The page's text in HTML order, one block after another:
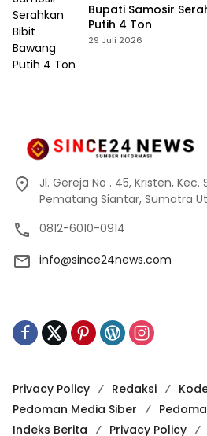
Bupati Samosir
Putih 4 Ton
29 Juli 2026
Jl. Gereja No . 45, Kristen, Kec.
Pematang Siantar, Sumatra
0812-6010-0914
info@since24news.com
Privacy Policy Redaksi
Pedoman Media Siber
Indeks Berita
Privacy Policy